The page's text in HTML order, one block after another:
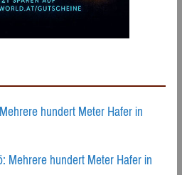
hundert Meter Hafer in
Mehrere hundert Meter Hafer in